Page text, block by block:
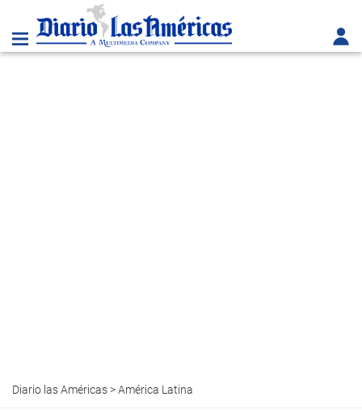
Diario las Américas>América Latina